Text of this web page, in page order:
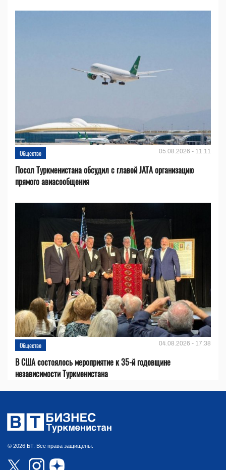
Общество 05.08.2026 - 11:11
Посол Туркменистана обсудил с главой JATA организацию
прямого авиасообщения
Общество 04.08.2026 - 17:38
В США состоялось мероприятие к 35-й годовщине
независимости Туркменистана
© 2026 БТ. Все права защищены.